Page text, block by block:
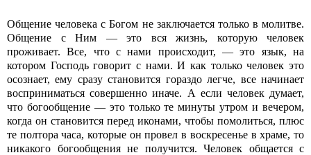
Общение человека с Богом не заключается только в молитве.
Общение с Ним — это вся жизнь, которую человек
проживает. Все, что с нами происходит, — это язык, на
котором Господь говорит с нами. И как только человек это
осознает, ему сразу становится гораздо легче, все начинает
восприниматься совершенно иначе. А если человек думает,
что богообщение — это только те минуты утром и вечером,
когда он становится перед иконами, чтобы помолиться, плюс
те полтора часа, которые он провел в воскресенье в храме, то
никакого богообщения не получится. Человек общается с